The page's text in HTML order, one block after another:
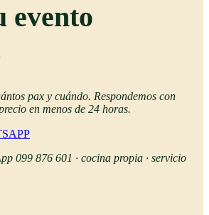
evento
pax y cuándo. Respondemos con
en menos de 24 horas.
099 876 601 · cocina propia · servicio